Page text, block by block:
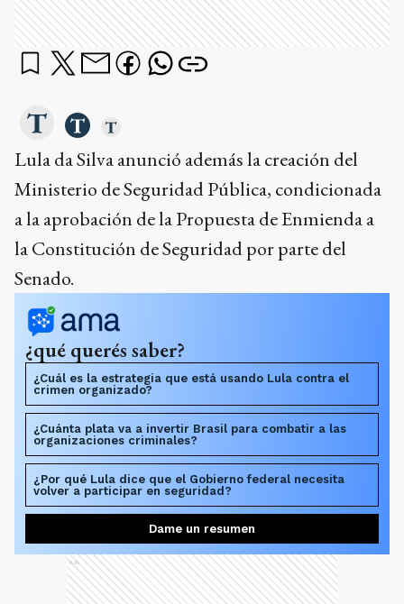
Lula da Silva anunció además la creación del
Ministerio de Seguridad Pública, condicionada
a la aprobación de la Propuesta de Enmienda a
la Constitución de Seguridad por parte del
Senado.
¿qué querés saber?
¿Cuál es la estrategia que está usando Lula contra el
crimen organizado?
¿Cuánta plata va a invertir Brasil para combatir a las
organizaciones criminales?
¿Por qué Lula dice que el Gobierno federal necesita
volver a participar en seguridad?
Dame un resumen
Ads